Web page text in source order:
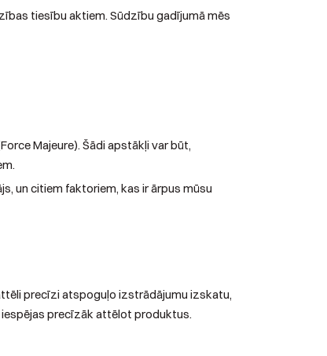
tiesību aktiem. Sūdzību gadījumā mēs
Majeure). Šādi apstākļi var būt,
un citiem faktoriem, kas ir ārpus mūsu
precīzi atspoguļo izstrādājumu izskatu,
precīzāk attēlot produktus.